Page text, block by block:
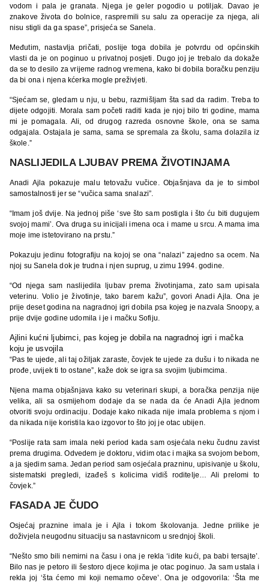
vodom i pala je granata. Njega je geler pogodio u potiljak. Davao je
znakove života do bolnice, raspremili su salu za operacije za njega, ali
nisu stigli da ga spase”, prisjeća se Sanela.
Međutim, nastavlja pričati, poslije toga dobila je potvrdu od općinskih
vlasti da je on poginuo u privatnoj posjeti. Dugo joj je trebalo da dokaže
da se to desilo za vrijeme radnog vremena, kako bi dobila boračku penziju
da bi ona i njena kćerka mogle preživjeti.
“Sjećam se, gledam u nju, u bebu, razmišljam šta sad da radim. Treba to
dijete odgojiti. Morala sam početi raditi kada je njoj bilo tri godine, mama
mi je pomagala. Ali, od drugog razreda osnovne škole, ona se sama
odgajala. Ostajala je sama, sama se spremala za školu, sama dolazila iz
škole.”
NASLIJEDILA LJUBAV PREMA ŽIVOTINJAMA
Anadi Ajla pokazuje malu tetovažu vučice. Objašnjava da je to simbol
samostalnosti jer se “vučica sama snalazi”.
“Imam još dvije. Na jednoj piše ‘sve što sam postigla i što ću biti dugujem
svojoj mami’. Ova druga su inicijali imena oca i mame u srcu. A mama ima
moje ime istetovirano na prstu.”
Pokazuju jedinu fotografiju na kojoj se ona “nalazi” zajedno sa ocem. Na
njoj su Sanela dok je trudna i njen suprug, u zimu 1994. godine.
“Od njega sam naslijedila ljubav prema životinjama, zato sam upisala
veterinu. Volio je životinje, tako barem kažu”, govori Anadi Ajla. Ona je
prije deset godina na nagradnoj igri dobila psa kojeg je nazvala Snoopy, a
prije dvije godine udomila i je i mačku Sofiju.
Ajlini kućni ljubimci, pas kojeg je dobila na nagradnoj igri i mačka
koju je usvojila
“Pas te ujede, ali taj ožiljak zaraste, čovjek te ujede za dušu i to nikada ne
prođe, uvijek ti to ostane”, kaže dok se igra sa svojim ljubimcima.
Njena mama objašnjava kako su veterinari skupi, a boračka penzija nije
velika, ali sa osmijehom dodaje da se nada da će Anadi Ajla jednom
otvoriti svoju ordinaciju. Dodaje kako nikada nije imala problema s njom i
da nikada nije koristila kao izgovor to što joj je otac ubijen.
“Poslije rata sam imala neki period kada sam osjećala neku čudnu zavist
prema drugima. Odvedem je doktoru, vidim otac i majka sa svojom bebom,
a ja sjedim sama. Jedan period sam osjećala prazninu, upisivanje u školu,
sistematski pregledi, izađeš s kolicima vidiš roditelje… Ali prelomi to
čovjek.”
FASADA JE ČUDO
Osjećaj praznine imala je i Ajla i tokom školovanja. Jedne prilike je
doživjela neugodnu situaciju sa nastavnicom u srednjoj školi.
“Nešto smo bili nemirni na času i ona je rekla ‘idite kući, pa babi tersajte’.
Bilo nas je petoro ili šestoro djece kojima je otac poginuo. Ja sam ustala i
rekla joj ‘šta ćemo mi koji nemamo očeve’. Ona je odgovorila: ‘Šta me